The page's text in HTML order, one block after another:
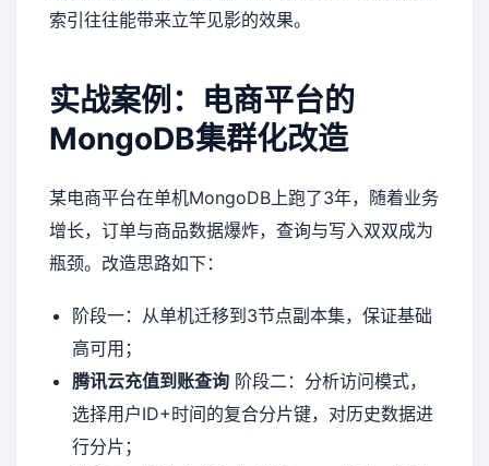
索引往往能带来立竿见影的效果。
实战案例：电商平台的
MongoDB集群化改造
某电商平台在单机MongoDB上跑了3年，随着业务
增长，订单与商品数据爆炸，查询与写入双双成为
瓶颈。改造思路如下：
阶段一：从单机迁移到3节点副本集，保证基础
高可用；
腾讯云充值到账查询阶段二：分析访问模式，
选择用户ID+时间的复合分片键，对历史数据进
行分片；